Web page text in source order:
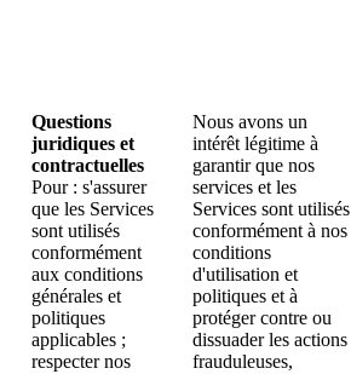
Questions
juridiques et
contractuelles
Pour : s'assurer
que les Services
sont utilisés
conformément
aux conditions
générales et
politiques
applicables ;
respecter nos
Nous avons un
intérêt légitime à
garantir que nos
services et les
Services sont utilisés
conformément à nos
conditions
d'utilisation et
politiques et à
protéger contre ou
dissuader les actions
frauduleuses,